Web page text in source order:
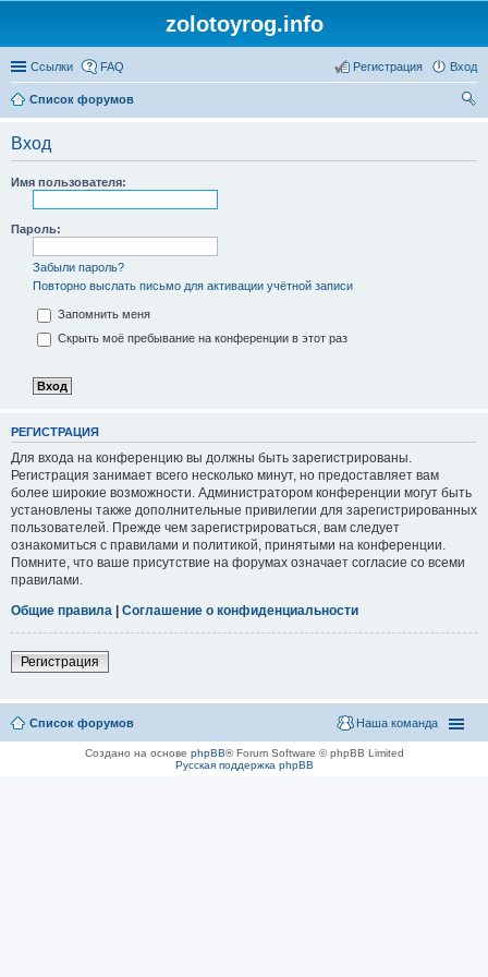
zolotoyrog.info
Ссылки FAQ Вход
Регистрация
Список форумов
Вход
Имя пользователя:
Пароль:
Забыли пароль?
Повторно выслать письмо для активации учётной записи
Запомнить меня
Скрыть моё пребывание на конференции в этот раз
РЕГИСТРАЦИЯ
Для входа на конференцию вы должны быть зарегистрированы.
Регистрация занимает всего несколько минут, но предоставляет вам
более широкие возможности. Администратором конференции могут быть
установлены также дополнительные привилегии для зарегистрированных
пользователей. Прежде чем зарегистрироваться, вам следует
ознакомиться с правилами и политикой, принятыми на конференции.
Помните, что ваше присутствие на форумах означает согласие со всеми
правилами.
Общие правила | Соглашение о конфиденциальности
Регистрация
Список форумов Наша команда
Создано на основе phpBB® Forum Software © phpBB Limited
Русская поддержка phpBB